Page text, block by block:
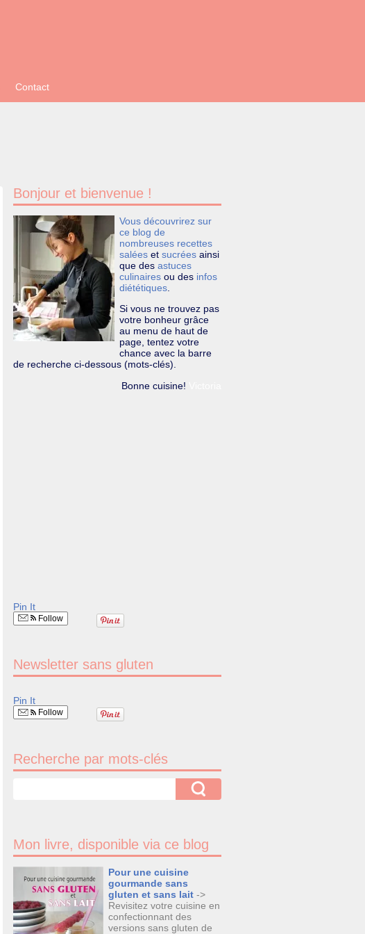
Contact
Bonjour et bienvenue !
Vous découvrirez sur
ce blog de
nombreuses recettes
salées etsucrées ainsi
que desastuces
culinaires ou des infos
diététiques
Si vous ne trouvez pas
votre bonheur grâce
au menu de haut de
page, tentez votre
chance avec la barre
de recherche ci-dessous (mots-clés).
Bonne cuisine!
Pin It
Follow
Newsletter sans gluten
Pin It
Follow
Recherche par mots-clés
Mon livre, disponible via ce blog
Pour une cuisine
gourmande sans
gluten et sans lait->
Revisitez votre cuisine en
confectionnant des
versions sans gluten de